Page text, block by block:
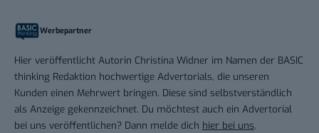
Werbepartner
Hier veröffentlicht Autorin Christina Widner im Namen der BASIC
thinking Redaktion hochwertige Advertorials, die unseren
Kunden einen Mehrwert bringen. Diese sind selbstverständlich
als Anzeige gekennzeichnet. Du möchtest auch ein Advertorial
bei uns veröffentlichen? Dann melde dich hier bei uns.